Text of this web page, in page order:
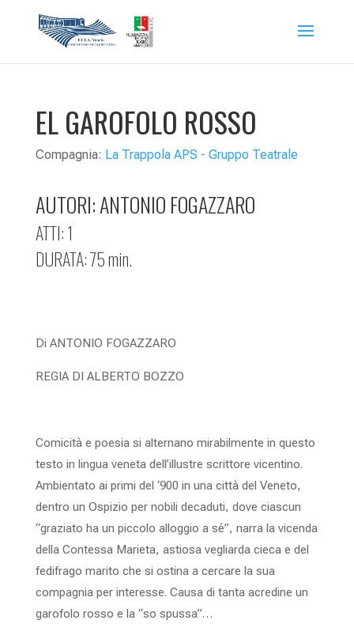
EL GAROFOLO ROSSO
Compagnia: La Trappola APS - Gruppo Teatrale
AUTORI: ANTONIO FOGAZZARO
ATTI: 1
DURATA: 75 min.
Di ANTONIO FOGAZZARO
REGIA DI ALBERTO BOZZO
Comicità e poesia si alternano mirabilmente in questo
testo in lingua veneta dell’illustre scrittore vicentino.
Ambientato ai primi del ‘900 in una città del Veneto,
dentro un Ospizio per nobili decaduti, dove ciascun
“graziato ha un piccolo alloggio a sé”, narra la vicenda
della Contessa Marieta, astiosa vegliarda cieca e del
fedifrago marito che si ostina a cercare la sua
compagnia per interesse. Causa di tanta acredine un
garofolo rosso e la “so spussa”…